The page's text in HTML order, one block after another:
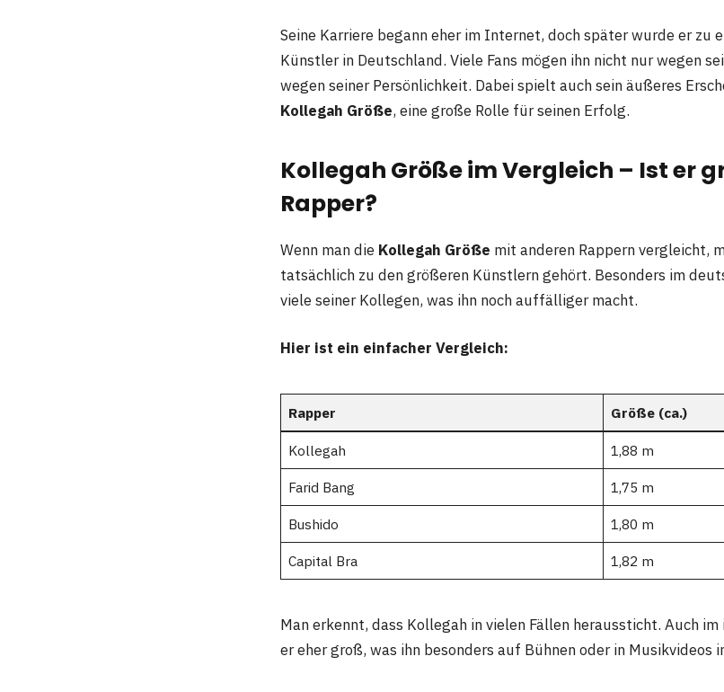
Seine Karriere begann eher im Internet, doch später wurde er zu
Künstler in Deutschland. Viele Fans mögen ihn nicht nur wegen
wegen seiner Persönlichkeit. Dabei spielt auch sein äußeres
Kollegah Größe, eine große Rolle für seinen Erfolg.
Kollegah Größe im Vergleich – Ist er
Rapper?
Wenn man die Kollegah Größe mit anderen Rappern vergleicht,
tatsächlich zu den größeren Künstlern gehört. Besonders im
viele seiner Kollegen, was ihn noch auffälliger macht.
Hier ist ein einfacher Vergleich:
Rapper Größe (ca.)
Kollegah 1,88 m
Farid Bang 1,75 m
Bushido 1,80 m
Capital Bra 1,82 m
Man erkennt, dass Kollegah in vielen Fällen heraussticht. Auch
er eher groß, was ihn besonders auf Bühnen oder in Musikvideos